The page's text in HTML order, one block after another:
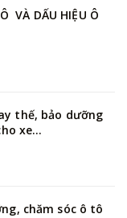
VÀ DẤU HIỆU Ô
thế, bảo dưỡng
xe...
chăm sóc ô tô